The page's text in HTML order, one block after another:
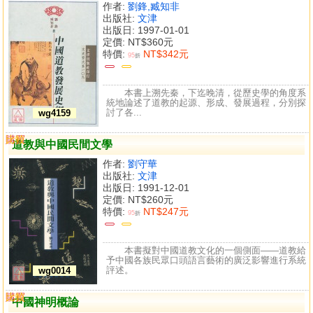
wg4159
作者: 劉鋒,臧知非
出版社: 文津
出版日: 1997-01-01
定價: NT$360元
特價: 95折 NT$342元
本書上溯先秦，下迄晚清，從歷史學的角度系
統地論述了道教的起源、形成、發展過程，分別探
討了各...
道教與中國民間文學
wg0014
作者: 劉守華
出版社: 文津
出版日: 1991-12-01
定價: NT$260元
特價: 95折 NT$247元
購買
比較
本書擬對中國道教文化的一個側面——道教給
予中國各族民眾口頭語言藝術的廣泛影響進行系統
評述。
中國神明概論
購買
比較